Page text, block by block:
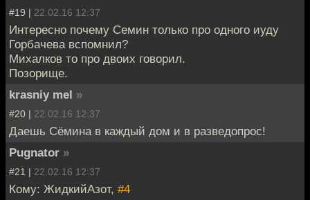
#19 | 22.02.16 12:37
Интересно почему Семин только про одного иуду
Горбачева вспомнил?
Михалков то про двоих говорил.
Позорище.
krasniy mel »
#20 | 22.02.16 12:37
Даешь Сёмина в каждый дом и в разведопрос!
Pugnator »
#21 | 22.02.16 12:37
Кому: ЖидкийАзот, #4